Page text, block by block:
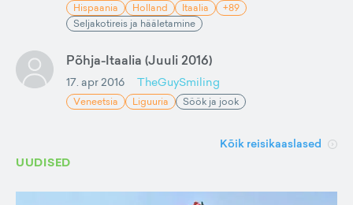
Hispaania Holland Itaalia
+89
Seljakotireis ja hääletamine
Põhja-Itaalia (Juuli 2016)
17. apr 2016 TheGuySmiling
Veneetsia Liguuria Söök ja jook
Kõik reisikaaslased
UUDISED